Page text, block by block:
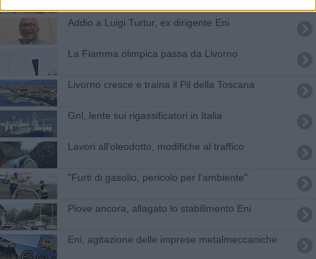
Addio a Luigi Turtur, ex dirigente Eni
La Fiamma olimpica passa da Livorno
Livorno cresce e traina il Pil della Toscana
Gnl, lente sui rigassificatori in Italia
Lavori all'oleodotto, modifiche al traffico
"Furti di gasolio, pericolo per l'ambiente"
Piove ancora, allagato lo stabilimento Eni
Eni, agitazione delle imprese metalmeccaniche